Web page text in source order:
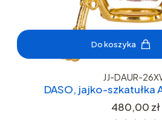
Do koszyka
JJ-DAUR-
DASO, jajko-szkatułka
Cena
480,00 zł